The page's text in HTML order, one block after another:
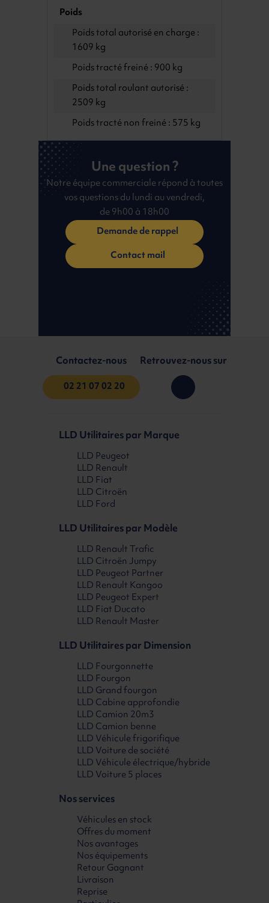
Poids
Poids total autorisé en charge :
1609 kg
Poids tracté freiné : 900 kg
Poids total roulant autorisé :
2509 kg
Poids tracté non freiné : 575 kg
Une question ?
Notre équipe commerciale répond à toutes
vos questions du lundi au vendredi,
de 9h00 à 18h00
Demande de rappel
Contact mail
Contactez-nous
02 21 07 02 20
Retrouvez-nous sur
LLD Utilitaires par Marque
LLD Peugeot
LLD Renault
LLD Fiat
LLD Citroën
LLD Ford
LLD Utilitaires par Modèle
LLD Renault Trafic
LLD Citroën Jumpy
LLD Peugeot Partner
LLD Renault Kangoo
LLD Peugeot Expert
LLD Fiat Ducato
LLD Renault Master
LLD Utilitaires par Dimension
LLD Fourgonnette
LLD Fourgon
LLD Grand fourgon
LLD Cabine approfondie
LLD Camion 20m3
LLD Camion benne
LLD Véhicule frigorifique
LLD Voiture de société
LLD Véhicule électrique/hybride
LLD Voiture 5 places
Nos services
Véhicules en stock
Offres du moment
Nos avantages
Nos équipements
Retour Gagnant
Livraison
Reprise